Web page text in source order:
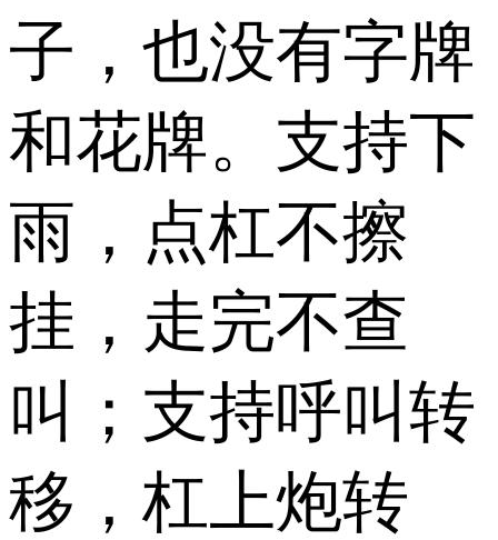
子，也没有字牌
和花牌。支持下
雨，点杠不擦
挂，走完不查
叫；支持呼叫转
移，杠上炮转